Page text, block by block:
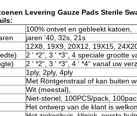
Levering Gauze Pads Sterile
100% ontvet en gebleekt katoen,
jaren '40, 32s, 21s
12X8, 19X9, 20X12, 19X15,
2 ' *2“, 3 ' *3“, 4 speciale grootte
2 ' *2“, 3 ' *3“, 4 ' *4“ vanaf uw
1ply, 2ply, 4ply
Met Röntgenstraal of kan buiten
Wit (meestal),
Niet-steriel, 100PCS/pack,
Het ontwerp van de klant is